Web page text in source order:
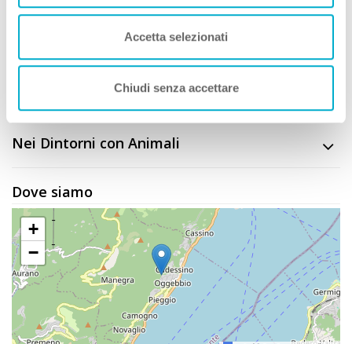
Accetta selezionati
Chiudi senza accettare
Attenzione! Per visualizzare il video è necessario accettare i
Nei Dintorni con Animali
Dove siamo
+
−